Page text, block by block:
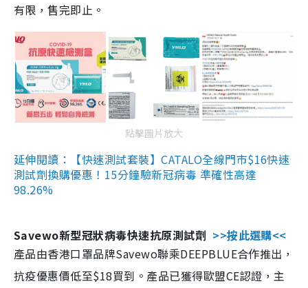
有限，售完即止。
點擊圖片放大
延伸閱讀：【快速測試套裝】CATALO全線門市$16快速
測試劑換購優惠！15分鐘驗新冠病毒 準確性高達
98.26%
Savewo新型冠狀病毒快速抗原測試劑 >>按此選購<<
產品由香港口罩品牌Savewo聯乘DEEPBLUE合作推出，
抗疫優惠價低至$18買到。產品已獲得歐盟CE認證，主